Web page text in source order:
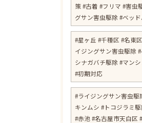
策 #古着 #フリマ #害虫
グサン害虫駆除 #ベッ
#星ヶ丘 #千種区 #名東
イジングサン害虫駆除
シナガバチ駆除 #マン
#初期対応
#ライジングサン害虫駆
キンムシ #トコジラミ
#赤池 #名古屋市天白区